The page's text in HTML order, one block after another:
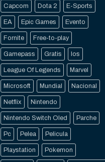
Capcom Dota 2 E-Sports
EA Epic Games Evento
Fornite Free-to-play
Gamepass Gratis Ios
League Of Legends Marvel
Microsoft Mundial Nacional
Netflix Nintendo
Nintendo Switch Oled Parche
Pc Pelea Pelicula
Playstation Pokemon